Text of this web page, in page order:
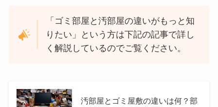
「ゴミ部屋と汚部屋の違いがもっと知
りたい」という方は下記の記事で詳し
く解説しているのでご覧ください。
汚部屋とゴミ屋敷の違いは何？部